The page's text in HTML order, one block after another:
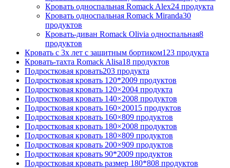
Кровать односпальная Romack Alex24 продукта
Кровать односпальная Romack Miranda30
продуктов
Кровать-диван Romack Olivia односпальная8
продуктов
Кровать с 3х лет с защитным бортиком123 продукта
Кровать-тахта Romack Alisa18 продуктов
Подростковая кровать203 продукта
Подростковая кровать 120*2009 продуктов
Подростковая кровать 120×2004 продукта
Подростковая кровать 140×2008 продуктов
Подростковая кровать 160×20015 продуктов
Подростковая кровать 160×809 продуктов
Подростковая кровать 180×2008 продуктов
Подростковая кровать 180×809 продуктов
Подростковая кровать 200×909 продуктов
Подростковая кровать 90*2009 продуктов
Подростковая кровать размер 180*808 продуктов